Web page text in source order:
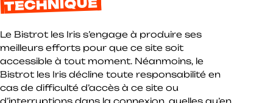
TECHNIQUE
Le Bistrot les Iris s’engage à produire ses
meilleurs efforts pour que ce site soit
accessible à tout moment. Néanmoins, le
Bistrot les Iris décline toute responsabilité en
cas de difficulté d’accès à ce site ou
d’interruptions dans la connexion, quelles qu’en